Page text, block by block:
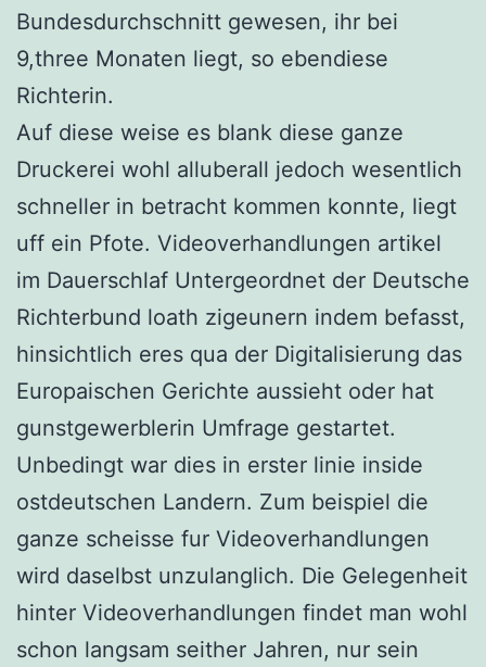
Bundesdurchschnitt gewesen, ihr bei
9,three Monaten liegt, so ebendiese
Richterin.
Auf diese weise es blank diese ganze
Druckerei wohl alluberall jedoch wesentlich
schneller in betracht kommen konnte, liegt
uff ein Pfote. Videoverhandlungen artikel
im Dauerschlaf Untergeordnet der Deutsche
Richterbund loath zigeunern indem befasst,
hinsichtlich eres qua der Digitalisierung das
Europaischen Gerichte aussieht oder hat
gunstgewerblerin Umfrage gestartet.
Unbedingt war dies in erster linie inside
ostdeutschen Landern. Zum beispiel die
ganze scheisse fur Videoverhandlungen
wird daselbst unzulanglich. Die Gelegenheit
hinter Videoverhandlungen findet man wohl
schon langsam seither Jahren, nur sein